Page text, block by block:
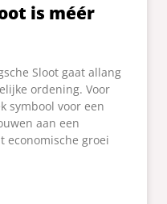
is méér
Sloot gaat allang
ordening. Voor
symbool voor een
aan een
economische groei